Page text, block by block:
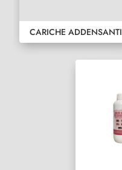
CARICHE ADDENSANTI